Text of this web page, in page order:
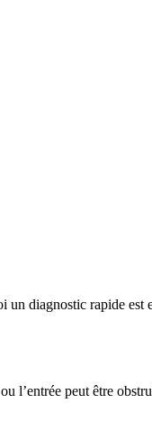
diagnostic rapide est
l’entrée peut être